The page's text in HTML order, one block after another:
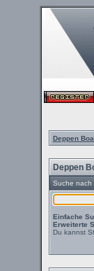
Deppen
Deppen
Suche nach
Einfache
Erweiterte
Du kannst